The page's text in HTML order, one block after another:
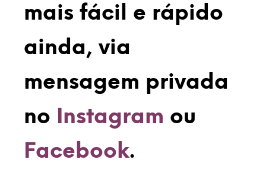
mais fácil e rápido
ainda, via
mensagem privada
no Instagram ou
Facebook.